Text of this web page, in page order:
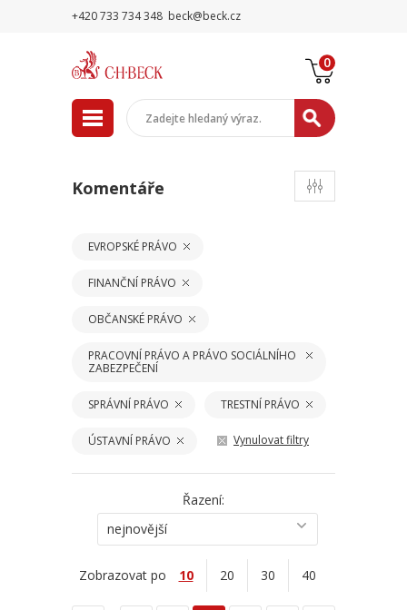
+420 733 734 348 beck@beck.cz
0
Komentáře
EVROPSKÉ PRÁVO
FINANČNÍ PRÁVO
OBČANSKÉ PRÁVO
PRACOVNÍ PRÁVO A PRÁVO SOCIÁLNÍHO
ZABEZPEČENÍ
SPRÁVNÍ PRÁVO TRESTNÍ PRÁVO
ÚSTAVNÍ PRÁVO Vynulovat filtry
Řazení:
nejnovější
Zobrazovat po 10 20 30 40